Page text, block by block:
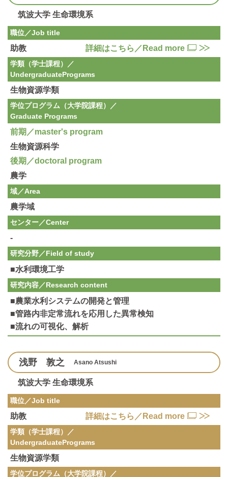
筑波大学 生命環境系
職位／Job title
助教 詳細はこちら／Read more
学類（学士課程）／
UndergraduatePrograms
生物資源学類
学位プログラム（大学院課程）／
Graduate Programs
前期／master's program
生物資源科学
後期／doctoral program
農学
域／Area
農学域
センター／Center
-
研究分野／Field of study
■水利環境工学
研究内容／Research content
■農業水利システムの開発と管理
■管路内非定常流れを応用した異常検知
■流れの可視化、解析
浅野 敦之 Asano Atsushi
筑波大学 生命環境系
職位／Job title
助教 詳細はこちら／Read more
学類（学士課程）／
UndergraduatePrograms
生物資源学類
学位プログラム（大学院課程）／